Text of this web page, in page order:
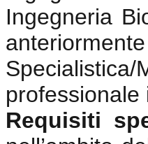
Ingegneria
Requisiti